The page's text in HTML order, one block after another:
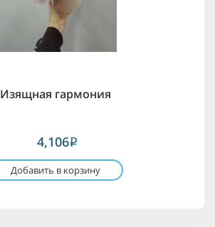
Изящная гармония
4,106i
Добавить в корзину